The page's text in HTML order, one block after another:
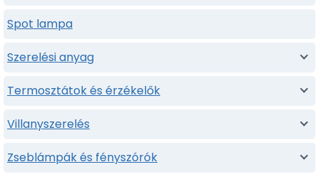
Spot lampa
Szerelési anyag
Termosztátok és érzékelők
Villanyszerelés
Zseblámpák és fényszórók